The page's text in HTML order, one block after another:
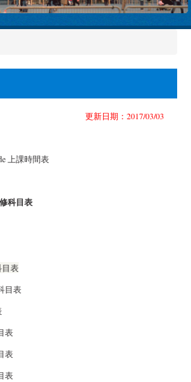
更新日期：2017/03/03
上課時間表
科目表
目表
目表
表
表
表